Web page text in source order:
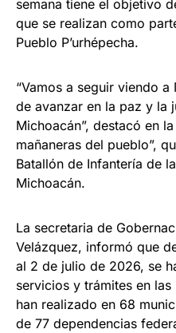
semana tiene el objetivo
que se realizan como
Pueblo P’urhépecha.
“Vamos a seguir viendo
de avanzar en la paz y la
Michoacán”, destacó en
mañaneras del pueblo”,
Batallón de Infantería de
Michoacán.
La secretaria de
Velázquez, informó que
al 2 de julio de 2026, se
servicios y trámites en las
han realizado en 68
de 77 dependencias